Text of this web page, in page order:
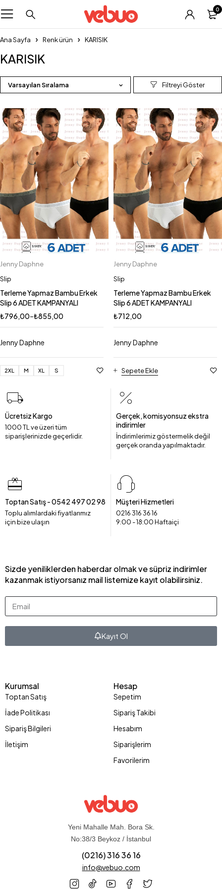
0
Ana Sayfa Renk ürün KARISIK
KARISIK
Varsayılan Sıralama
Jenny Daphne
Slip
Terleme Yapmaz Bambu Erkek
Slip 6 ADET KAMPANYALI
₺796,00–₺855,00
Jenny Daphne
2XL M XL S
Jenny Daphne
Slip
Terleme Yapmaz Bambu Erkek
Slip 6 ADET KAMPANYALI
₺712,00
Jenny Daphne
Sepete Ekle
Ücretsiz Kargo
1000 TL ve üzeri tüm
siparişlerinizde geçerlidir.
Gerçek, komisyonsuz ekstra
indirimler
İndirimlerimiz göstermelik değil
gerçek oranda yapılmaktadır.
Toptan Satış - 0542 497 02 98
Toplu alımlardaki fiyatlarımız
için bize ulaşın
Müşteri Hizmetleri
0216 316 36 16
9:00 - 18:00 Haftaiçi
Yeni Mahalle Mah. Bora Sk.
No:38/3 Beykoz / İstanbul
(0216) 316 36 16
info@vebuo.com
Kurumsal
Toptan Satış
İade Politikası
Sipariş Bilgileri
İletişim
Hesap
Sepetim
Sipariş Takibi
Hesabım
Siparişlerim
Favorilerim
Sizde yeniliklerden haberdar olmak ve süpriz indirimler
kazanmak istiyorsanız mail listemize kayıt olabilirsiniz.
Kayıt Ol